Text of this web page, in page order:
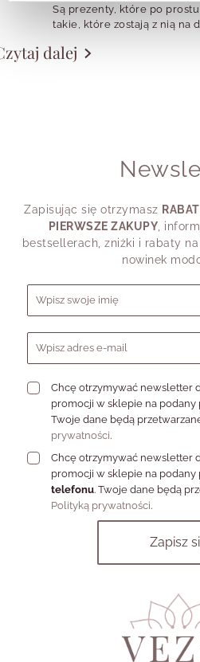
Są prezenty, które po prostu
takie, które zostają z nią na
w małym rytuale zakładania
dalej
Zapisując się otrzymasz
PIERWSZE ZAKUPY ,
bestsellerach, zniżki i rabaty
nowinek
Formularz zapisu do
Chcę otrzymywać newsletter
promocji w sklepie na podany
Twoje dane będą
prywatności.
Chcę otrzymywać newsletter
promocji w sklepie na podany
telefonu. Twoje dane będą
Polityką prywatności.